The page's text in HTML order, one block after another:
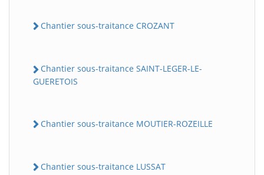
Chantier sous-traitance CROZANT
Chantier sous-traitance SAINT-LEGER-LE-
GUERETOIS
Chantier sous-traitance MOUTIER-ROZEILLE
Chantier sous-traitance LUSSAT